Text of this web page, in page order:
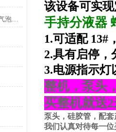
真空脱泡器：高效脱除液体中的气泡，助力工业生产的精细化管理
该设备可实
手持分液器
1.可适配 13#
2.具有启停，
3.电源指示灯
整机，泵头
买整机就送2
泵头，硅胶管，配
我们认真对待每一位